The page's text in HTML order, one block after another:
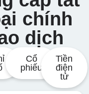
chính
dịch
Cổ
phiếu
Tiền
điện
tử